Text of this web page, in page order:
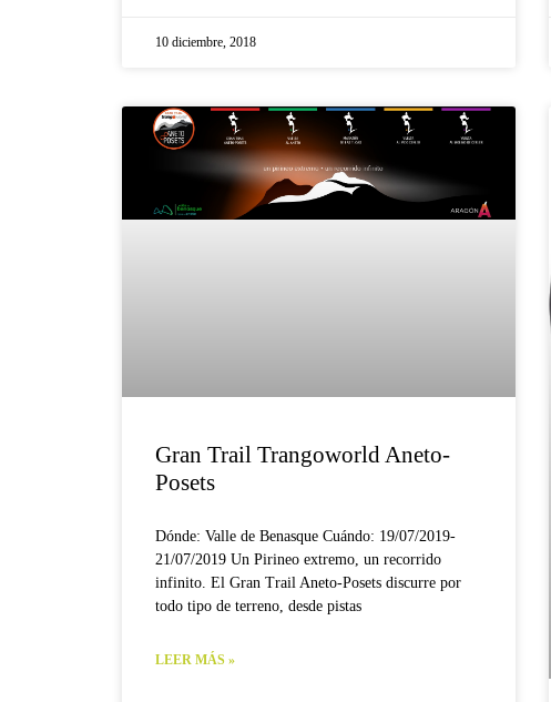
10 diciembre, 2018
Gran Trail Trangoworld Aneto-
Posets
Dónde: Valle de Benasque Cuándo: 19/07/2019-
21/07/2019 Un Pirineo extremo, un recorrido
infinito. El Gran Trail Aneto-Posets discurre por
todo tipo de terreno, desde pistas
LEER MÁS »